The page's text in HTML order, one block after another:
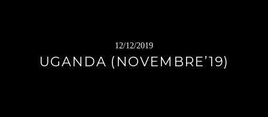
12/12/2019
UGANDA (NOVEMBRE’19)